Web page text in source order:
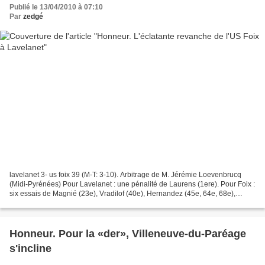
Publié le 13/04/2010 à 07:10
Par zedgé
lavelanet 3- us foix 39 (M-T: 3-10). Arbitrage de M. Jérémie Loevenbrucq
(Midi-Pyrénées) Pour Lavelanet : une pénalité de Laurens (1ere). Pour Foix :
six essais de Magnié (23e), Vradilof (40e), Hernandez (45e, 64e, 68e),
Honneur. Pour la «der», Villeneuve-du-Paréage
s'incline